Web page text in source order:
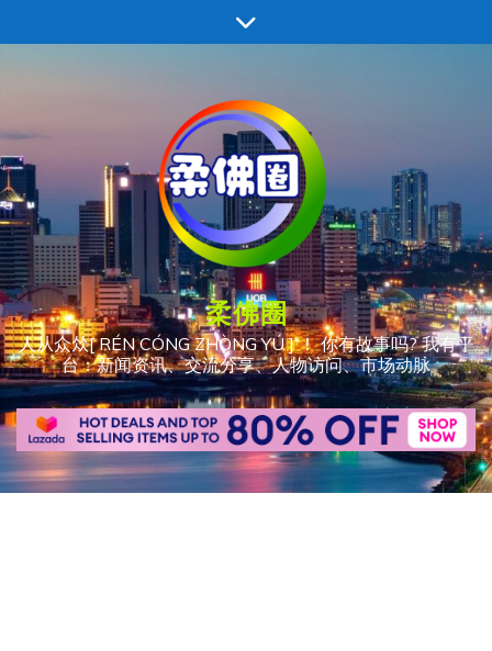
至
柔佛圈
人从众𠈌[ RÉN CÓNG ZHÒNG YÚ ] ！ 你有故事吗? 我有平
台：新闻资讯、交流分享、人物访问、市场动脉